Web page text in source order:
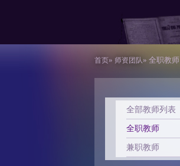
首页» 师资团队» 全职教师
全部教师列表
全职教师
兼职教师